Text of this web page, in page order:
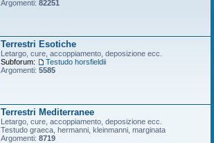
Argomenti: 82251
Terrestri Esotiche
Letargo, cure, accoppiamento, deposizione ecc.
Subforum:
Testudo horsfieldii
Argomenti: 5585
Terrestri Mediterranee
Letargo, cure, accoppiamento, deposizione ecc.
Testudo graeca, hermanni, kleinmanni, marginata
Argomenti: 8719